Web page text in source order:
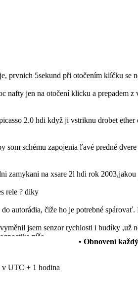
prvnich 5sekund při otočením klíčku se
nafty jen na otočení klicku a prepadem
2.0 hdi když ji vstriknu drobet
schému zapojenia ľavé predné
zamykani na xsare 2l hdi rok
rele ? diky
autorádia, čiže ho je potrebné spárovať.
jsem senzor rychlosti i budíky
píše
funguje normálně ale rádio vydáva
manuálních oken za elektrická okna a
• Obnovení
v UTC + 1 hodina